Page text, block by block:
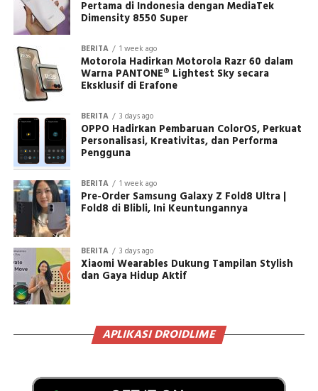
Pertama di Indonesia dengan MediaTek
Dimensity 8550 Super
BERITA 1 week ago
Motorola Hadirkan Motorola Razr 60 dalam
Warna PANTONE® Lightest Sky secara
Eksklusif di Erafone
BERITA 3 days ago
OPPO Hadirkan Pembaruan ColorOS, Perkuat
Personalisasi, Kreativitas, dan Performa
Pengguna
BERITA 1 week ago
Pre-Order Samsung Galaxy Z Fold8 Ultra |
Fold8 di Blibli, Ini Keuntungannya
BERITA 3 days ago
Xiaomi Wearables Dukung Tampilan Stylish
dan Gaya Hidup Aktif
APLIKASI DROIDLIME